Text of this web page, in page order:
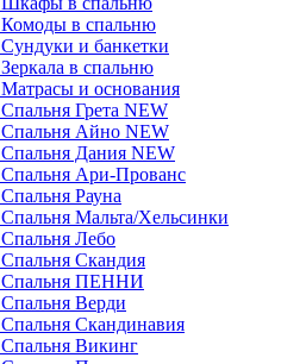
Комоды в спальню
Сундуки и банкетки
Зеркала в спальню
Матрасы и основания
Спальня Грета NEW
Спальня Айно NEW
Спальня Дания NEW
Спальня Ари-Прованс
Спальня Рауна
Спальня Мальта/Хельсинки
Спальня Лебо
Спальня Скандия
Спальня ПЕННИ
Спальня Верди
Спальня Скандинавия
Спальня Викинг